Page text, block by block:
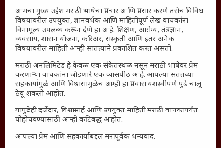
सामान्य आजारांवर गावठी उपाय – घरच्या घरी मिळवा प्राथमिक
आराम
आजच्या युगातील तरुण पिढी कुठे हरवली?
महाराष्ट्रातील किल्ल्यांचे महत्त्व : स्वराज्याच्या वैभवशाली इतिहासाचे
साक्षीदार
₹370 ची बिर्याणी” आणि हरवत चाललेली संवेदनशीलता : आजच्या
तरुणांच्या मनात नेमकं काय चाललंय?
यश आणि आत्मविश्वास: स्वप्नांना वास्तवात बदलण्याची शक्ती
महाराष्ट्रातील बदलत्या हवामानाचा शेतीवर वाढता परिणाम:
शेतकऱ्यांसमोरील नवीन आव्हाने आणि संधी
आमचा मुख्य उद्देश मराठी भाषेचा प्रचार आणि प्रसार करणे तसेच विविध
विषयांवरील उपयुक्त, ज्ञानवर्धक आणि माहितीपूर्ण लेख वाचकांना
विनामूल्य उपलब्ध करून देणे हा आहे. शिक्षण, आरोग्य, तंत्रज्ञान,
व्यवसाय, शासन योजना, करिअर, संस्कृती आणि इतर अनेक
विषयांवरील माहिती आम्ही सातत्याने प्रकाशित करत असतो.
मराठी अनलिमिटेड हे केवळ एक संकेतस्थळ नसून मराठी भाषेवर प्रेम
करणाऱ्या वाचकांना जोडणारे एक व्यासपीठ आहे. आपल्या सततच्या
सहकार्यामुळे आणि विश्वासामुळेच आम्ही हा प्रवास यशस्वीपणे पुढे चालू
ठेवू शकलो आहोत.
यापुढेही दर्जेदार, विश्वासार्ह आणि उपयुक्त माहिती मराठी वाचकांपर्यंत
पोहोचवण्यासाठी आम्ही कटिबद्ध आहोत.
आपल्या प्रेम आणि सहकार्याबद्दल मनःपूर्वक धन्यवाद.